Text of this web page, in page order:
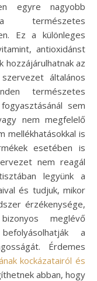
természetes
Ez a különleges
antioxidánst
hozzájárulhatnak az
általános
természetes
sem
nem megfelelő
mellékhatásokkal is
esetében is
nem reagál
legyünk a
és tudjuk, mikor
érzékenysége,
meglévő
a
Érdemes
kockázatairól és
abban, hogy